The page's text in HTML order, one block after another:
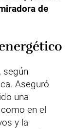
de
según
Aseguró
una
en el
y la